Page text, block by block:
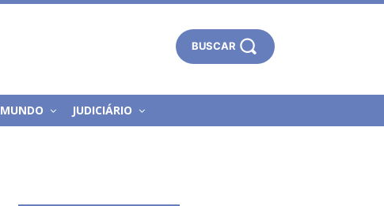
BUSCAR
MUNDO JUDICIÁRIO